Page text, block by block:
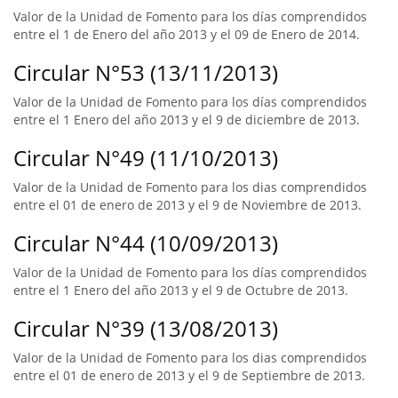
Valor de la Unidad de Fomento para los días comprendidos
entre el 1 de Enero del año 2013 y el 09 de Enero de 2014.
Circular N°53 (13/11/2013)
Valor de la Unidad de Fomento para los días comprendidos
entre el 1 Enero del año 2013 y el 9 de diciembre de 2013.
Circular N°49 (11/10/2013)
Valor de la Unidad de Fomento para los dias comprendidos
entre el 01 de enero de 2013 y el 9 de Noviembre de 2013.
Circular N°44 (10/09/2013)
Valor de la Unidad de Fomento para los días comprendidos
entre el 1 Enero del año 2013 y el 9 de Octubre de 2013.
Circular N°39 (13/08/2013)
Valor de la Unidad de Fomento para los dias comprendidos
entre el 01 de enero de 2013 y el 9 de Septiembre de 2013.